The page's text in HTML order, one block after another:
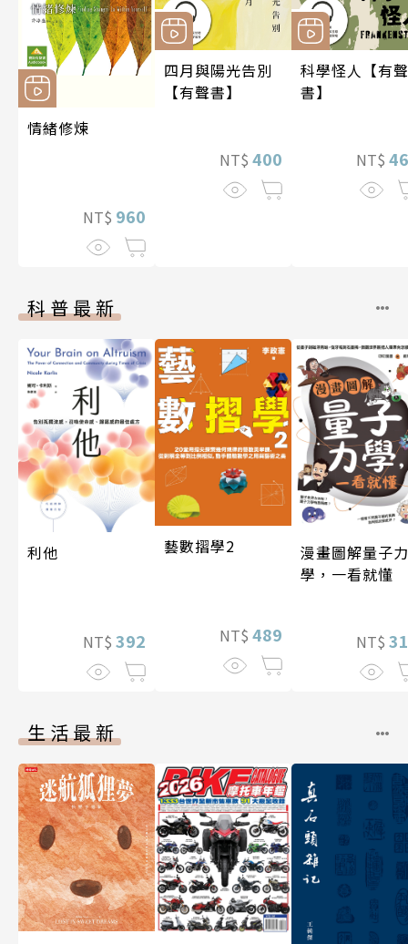
情緒修煉
NT$ 960
四月與陽光告別
【有聲書】
NT$ 400
科學怪人【有聲
書】
NT$
科普最新
利他
NT$ 392
藝數摺學2
NT$ 489
漫畫圖解量子力
學，一看就懂
NT$
生活最新